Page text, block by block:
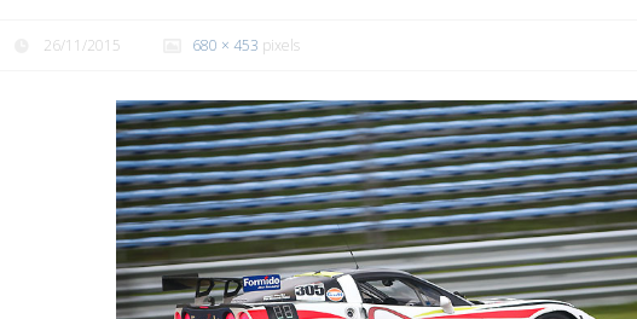
26/11/2015 680 × 453 pixels